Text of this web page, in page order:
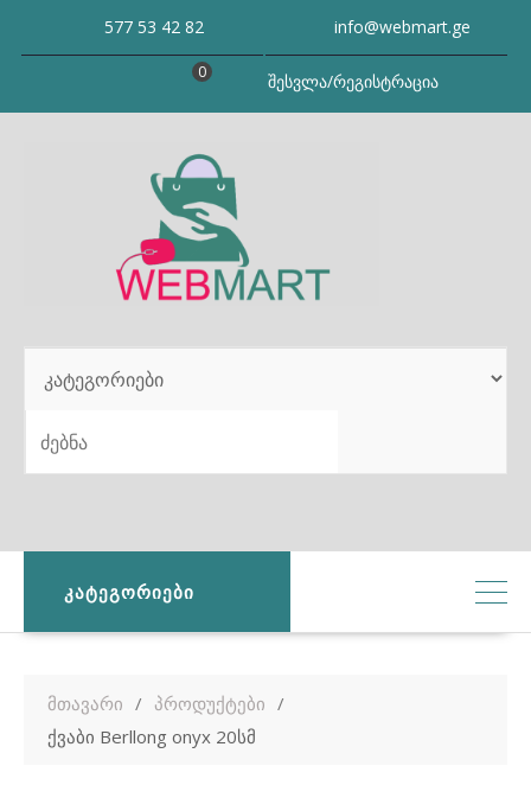
577 53 42 82 info@webmart.ge
შესვლა/რეგისტრაცია
0
SEARCH
ᲙᲐᲢᲔᲒᲝᲠᲘᲔᲑᲘ
მთავარი
პროდუქტები
ქვაბი Berllong onyx 20სმ